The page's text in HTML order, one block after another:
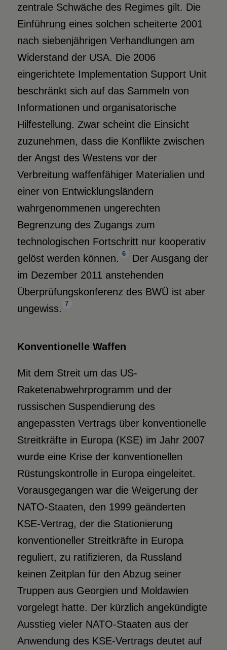
zentrale Schwäche des Regimes gilt. Die
Einführung eines solchen scheiterte 2001
nach siebenjährigen Verhandlungen am
Widerstand der USA. Die 2006
eingerichtete Implementation Support Unit
beschränkt sich auf das Sammeln von
Informationen und organisatorische
Hilfestellung. Zwar scheint die Einsicht
zuzunehmen, dass die Konflikte zwischen
der Angst des Westens vor der
Verbreitung waffenfähiger Materialien und
einer von Entwicklungsländern
wahrgenommenen ungerechten
Begrenzung des Zugangs zum
technologischen Fortschritt nur kooperativ
gelöst werden können. 6
Der Ausgang der
im Dezember 2011 anstehenden
Überprüfungskonferenz des BWÜ ist aber
ungewiss. 7
Konventionelle Waffen
Mit dem Streit um das US-
Raketenabwehrprogramm und der
russischen Suspendierung des
angepassten Vertrags über konventionelle
Streitkräfte in Europa (KSE) im Jahr 2007
wurde eine Krise der konventionellen
Rüstungskontrolle in Europa eingeleitet.
Vorausgegangen war die Weigerung der
NATO-Staaten, den 1999 geänderten
KSE-Vertrag, der die Stationierung
konventioneller Streitkräfte in Europa
reguliert, zu ratifizieren, da Russland
keinen Zeitplan für den Abzug seiner
Truppen aus Georgien und Moldawien
vorgelegt hatte. Der kürzlich angekündigte
Ausstieg vieler NATO-Staaten aus der
Anwendung des KSE-Vertrags deutet auf